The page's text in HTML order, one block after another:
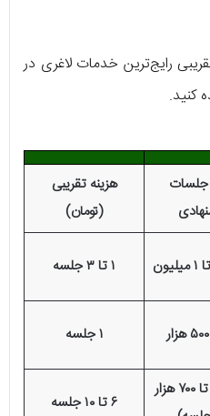
رایج‌ترین خدمات لاغری در
کنید.
جلسات
هزینه تقریبی
(تومان)
۱ تا ۳ جلسه
۱ جلسه
۳۰۰ هزار تا ۷۰۰ هزار
۶ تا ۱۰ جلسه